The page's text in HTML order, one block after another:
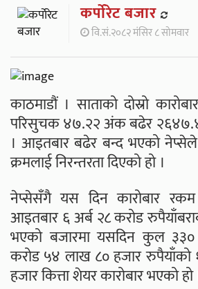
कर्पाेरेट बजार
वि.सं.२०८२ मंसिर ८ सोमवार
काठमाडौं । साताको दोस्रो
परिसुचक ४७.२२ अंक बढेर
। आइतबार बढेर बन्द भएको
क्रमलाई निरन्तरता दिएको हो ।
नेप्सेसँगै यस दिन कारोबार
आइतबार ६ अर्ब २८ करोड
भएको बजारमा यसदिन कुल
करोड ५४ लाख ८० हजार
हजार कित्ता शेयर कारोबार भएको हो